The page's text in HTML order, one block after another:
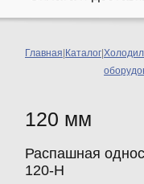
Главная Каталог
120 мм
Распашная
120-Н